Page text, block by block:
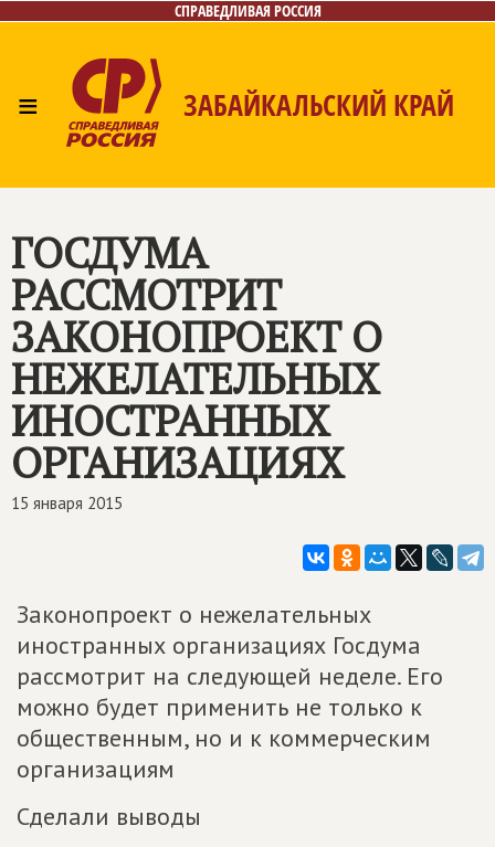
СПРАВЕДЛИВАЯ РОССИЯ
≡ ЗАБАЙКАЛЬСКИЙ КРАЙ
ГОСДУМА
РАССМОТРИТ
ЗАКОНОПРОЕКТ О
НЕЖЕЛАТЕЛЬНЫХ
ИНОСТРАННЫХ
ОРГАНИЗАЦИЯХ
15 января 2015
Законопроект о нежелательных
иностранных организациях Госдума
рассмотрит на следующей неделе. Его
можно будет применить не только к
общественным, но и к коммерческим
организациям
Сделали выводы